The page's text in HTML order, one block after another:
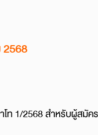
1/2568 สำหรับผู้สมัค